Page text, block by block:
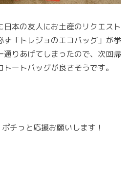
日本の友人にお土産のリクエスト
ず「トレジョのエコバッグ」が挙
通りあげてしまったので、次回帰
ートバッグが良さそうです。
チっと応援お願いします！